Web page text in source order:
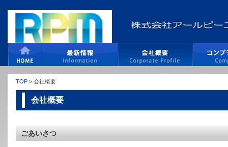
TOP > 会社概要
会社概要
ごあいさつ